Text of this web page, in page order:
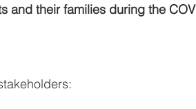
and their families during the